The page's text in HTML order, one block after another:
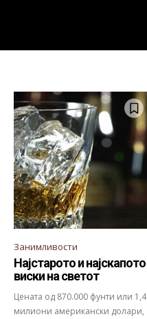
Занимливости
Најстарото и најскапото
виски на светот
Цената од 870.000 фунти или 1,4
милиони американски долари,